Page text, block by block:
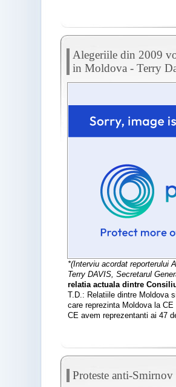
Alegeriile din 2009
in Moldova - Terry
*(Interviu acordat reporterului
Terry DAVIS, Secretarul
relatia actuala dintre
T.D.: Relatiile dintre Moldova
care reprezinta Moldova la
CE avem reprezentanti ai 47
Proteste anti-